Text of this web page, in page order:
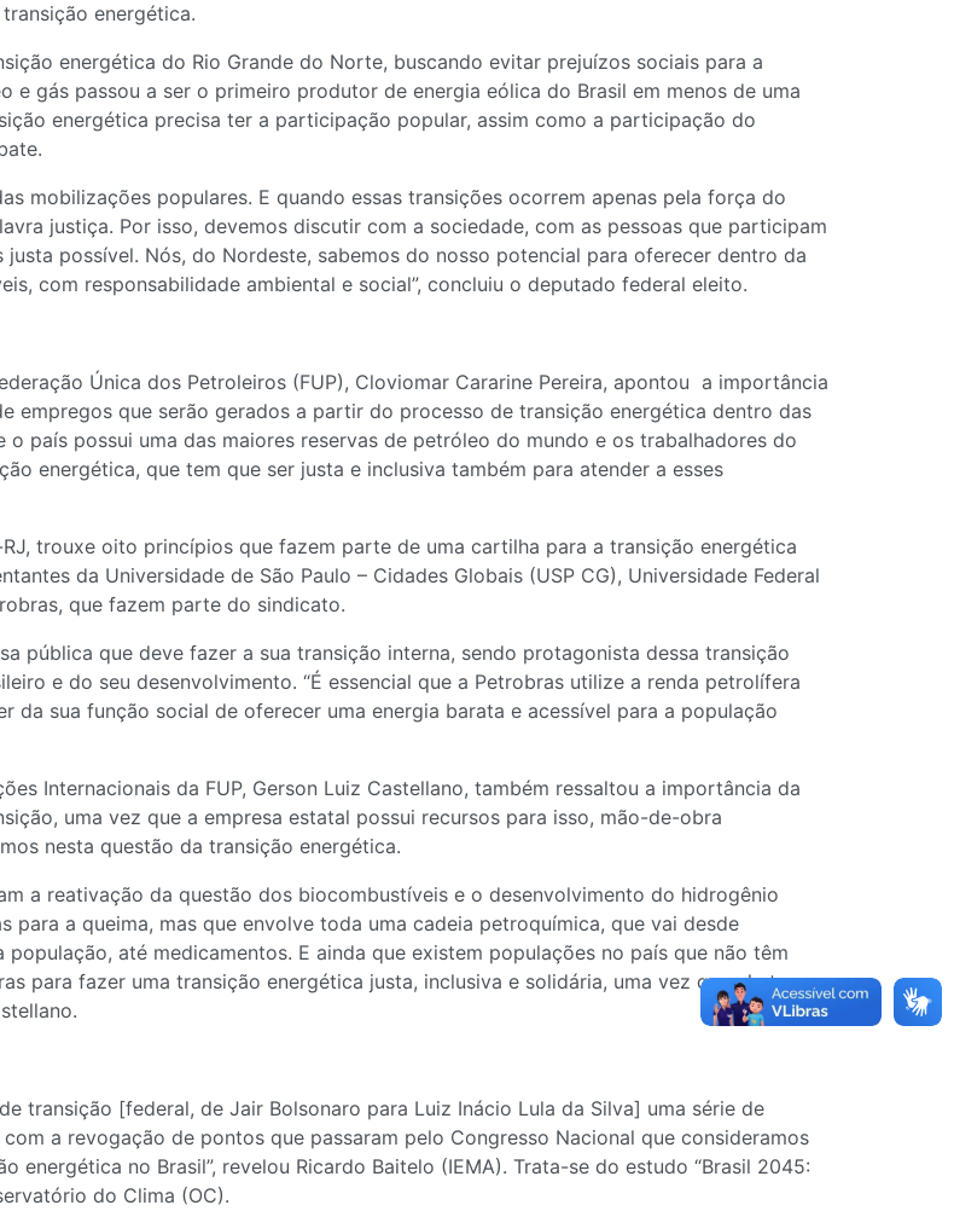
energética.
energética do Rio Grande do Norte, buscando evitar prejuízos sociais para a
gás passou a ser o primeiro produtor de energia eólica do Brasil em menos de uma
energética precisa ter a participação popular, assim como a participação do
mobilizações populares. E quando essas transições ocorrem apenas pela força do
justiça. Por isso, devemos discutir com a sociedade, com as pessoas que participam
possível. Nós, do Nordeste, sabemos do nosso potencial para oferecer dentro da
com responsabilidade ambiental e social”, concluiu o deputado federal eleito.
Única dos Petroleiros (FUP), Cloviomar Cararine Pereira, apontou a importância
empregos que serão gerados a partir do processo de transição energética dentro das
país possui uma das maiores reservas de petróleo do mundo e os trabalhadores do
energética, que tem que ser justa e inclusiva também para atender a esses
trouxe oito princípios que fazem parte de uma cartilha para a transição energética
da Universidade de São Paulo – Cidades Globais (USP CG), Universidade Federal
que fazem parte do sindicato.
pública que deve fazer a sua transição interna, sendo protagonista dessa transição
e do seu desenvolvimento. “É essencial que a Petrobras utilize a renda petrolífera
da sua função social de oferecer uma energia barata e acessível para a população
Internacionais da FUP, Gerson Luiz Castellano, também ressaltou a importância da
uma vez que a empresa estatal possui recursos para isso, mão-de-obra
nesta questão da transição energética.
a reativação da questão dos biocombustíveis e o desenvolvimento do hidrogênio
para a queima, mas que envolve toda uma cadeia petroquímica, que vai desde
até medicamentos. E ainda que existem populações no país que não têm
para fazer uma transição energética justa, inclusiva e solidária, uma vez que ela tem
transição [federal, de Jair Bolsonaro para Luiz Inácio Lula da Silva] uma série de
a revogação de pontos que passaram pelo Congresso Nacional que consideramos
energética no Brasil”, revelou Ricardo Baitelo (IEMA). Trata-se do estudo “Brasil 2045:
do Clima (OC).